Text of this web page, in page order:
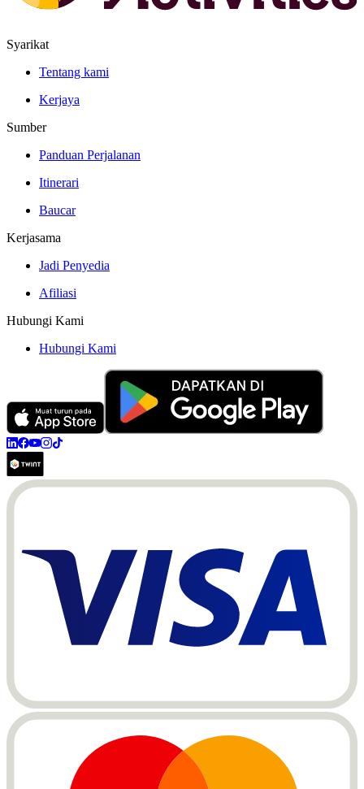
Syarikat
Tentang kami
Kerjaya
Sumber
Panduan Perjalanan
Itinerari
Baucar
Kerjasama
Jadi Penyedia
Afiliasi
Hubungi Kami
Hubungi Kami